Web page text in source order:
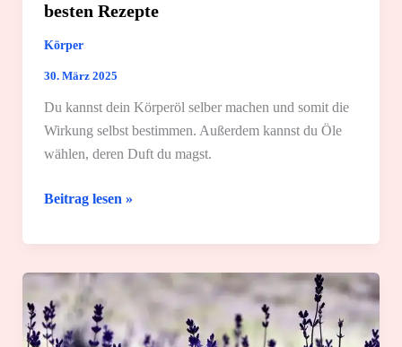
besten Rezepte
Körper
30. März 2025
Du kannst dein Körperöl selber machen und somit die
Wirkung selbst bestimmen. Außerdem kannst du Öle
wählen, deren Duft du magst.
Dein
selber
Die
5
besten
Beitrag lesen »